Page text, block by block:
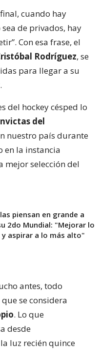
cuando hay
de privados, hay
Con esa frase, el
Rodríguez, se
para llegar a su
del hockey césped lo
del
nuestro país durante
en la instancia
mejor selección del
piensan en grande a
2do Mundial: "Mejorar lo
y aspirar a lo más alto"
antes, todo
se considera
. Lo que
desde
luz recién quince